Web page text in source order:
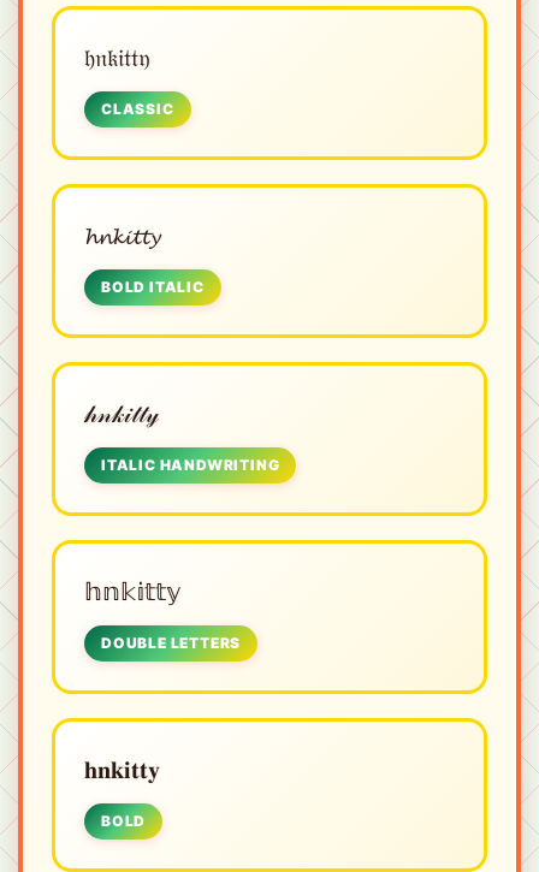
𝔥𝔫𝔨𝔦𝔱𝔱𝔶
CLASSIC
𝓱𝓷𝓴𝓲𝓽𝓽𝔂
BOLD ITALIC
𝒽𝓃𝓀𝒾𝓉𝓉𝓎
ITALIC HANDWRITING
𝕙𝕟𝕜𝕚𝕥𝕥𝕪
DOUBLE LETTERS
𝐡𝐧𝐤𝐢𝐭𝐭𝐲
BOLD